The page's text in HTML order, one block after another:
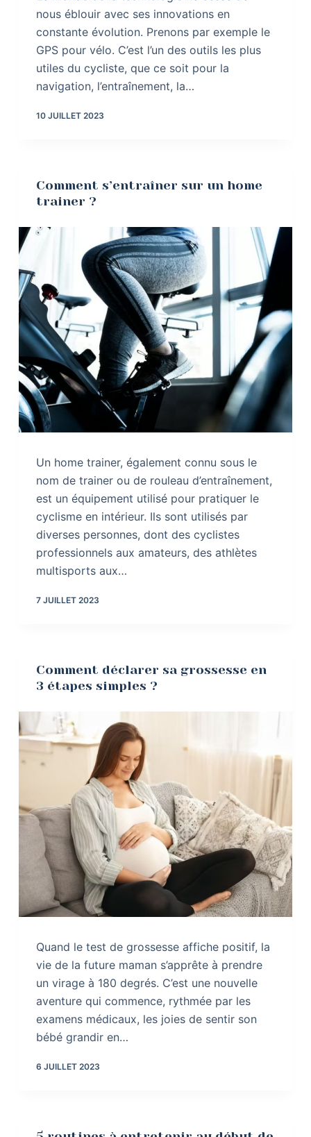
nous éblouir avec ses innovations en
constante évolution. Prenons par exemple le
GPS pour vélo. C’est l’un des outils les plus
utiles du cycliste, que ce soit pour la
navigation, l’entraînement, la…
10 JUILLET 2023
Comment s’entraîner sur un home
trainer ?
Un home trainer, également connu sous le
nom de trainer ou de rouleau d’entraînement,
est un équipement utilisé pour pratiquer le
cyclisme en intérieur. Ils sont utilisés par
diverses personnes, dont des cyclistes
professionnels aux amateurs, des athlètes
multisports aux…
7 JUILLET 2023
Comment déclarer sa grossesse en
3 étapes simples ?
Quand le test de grossesse affiche positif, la
vie de la future maman s’apprête à prendre
un virage à 180 degrés. C’est une nouvelle
aventure qui commence, rythmée par les
examens médicaux, les joies de sentir son
bébé grandir en…
6 JUILLET 2023